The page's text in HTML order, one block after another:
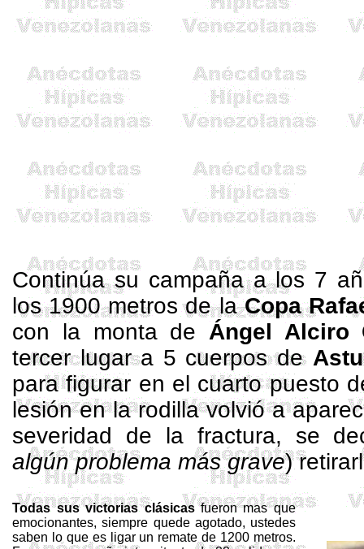
Continúa su campaña a los 7
los1900 metrosdelaCopa
con la monta de Ángel Alciro
tercer lugar a 5 cuerpos de
para figurar en el cuarto puesto
lesión en la rodilla volvió a
severidad de la fractura, se
algún problema más grave)
Todas sus victorias clásicasfueron mas que
emocionantes, siempre quede agotado, ustedes
saben lo que es ligar un remate de 1200 metros.